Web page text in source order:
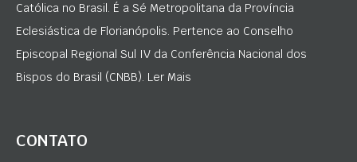
Católica no Brasil. É a Sé Metropolitana da Província
Eclesiástica de Florianópolis. Pertence ao Conselho
Episcopal Regional Sul IV da Conferência Nacional dos
Bispos do Brasil (CNBB). Ler Mais
CONTATO